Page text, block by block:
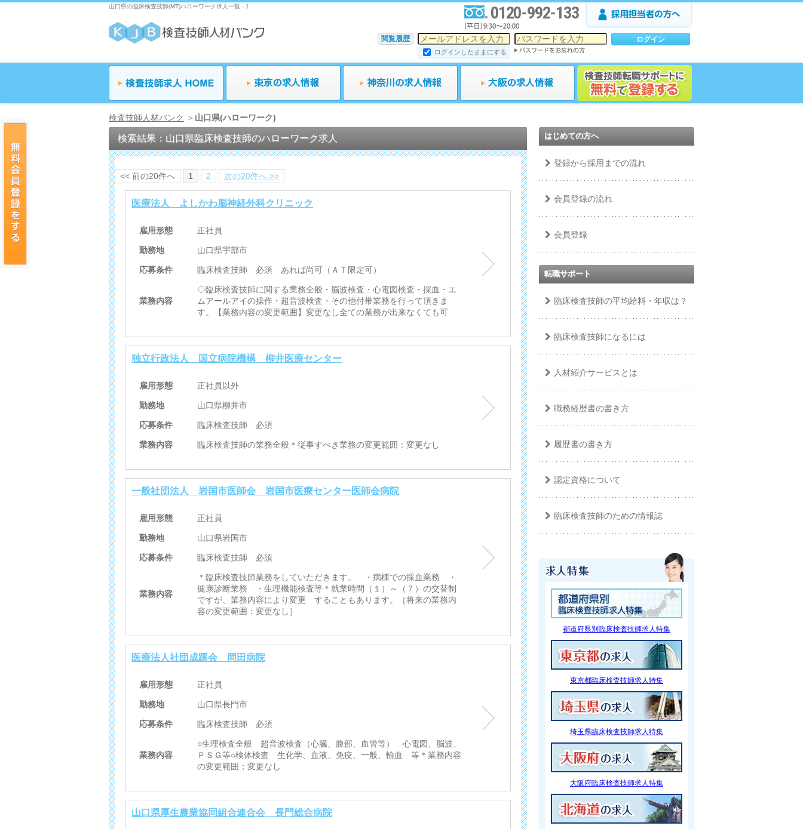
山口県の臨床検査技師(MT)ハローワーク求人一覧 - 1 0120-992-133
閲覧履歴
ログインしたままにする
検査技師人材バンク 山口県(ハローワーク)
検索結果：山口県臨床検査技師のハローワーク求人
<< 前の20件へ 1 2 次の20件へ >>
医療法人 よしかわ脳神経外科クリニック
雇用形態 正社員
勤務地 山口県宇部市
応募条件 臨床検査技師 必須 あれば尚可（ＡＴ限定可）
業務内容
◇臨床検査技師に関する業務全般・脳波検査・心電図検査・採血・エ
ムアールアイの操作・超音波検査・その他付帯業務を行って頂きま
す。【業務内容の変更範囲】変更なし全ての業務が出来なくても可
独立行政法人 国立病院機構 柳井医療センター
雇用形態 正社員以外
勤務地 山口県柳井市
応募条件 臨床検査技師 必須
業務内容 臨床検査技師の業務全般＊従事すべき業務の変更範囲：変更なし
一般社団法人 岩国市医師会 岩国市医療センター医師会病院
雇用形態 正社員
勤務地 山口県岩国市
応募条件 臨床検査技師 必須
業務内容
＊臨床検査技師業務をしていただきます。 ・病棟での採血業務 ・
健康診断業務 ・生理機能検査等＊就業時間（１）～（７）の交替制
ですが、業務内容により変更 することもあります。［将来の業務内
容の変更範囲：変更なし］
医療法人社団成蹊会 岡田病院
雇用形態 正社員
勤務地 山口県長門市
応募条件 臨床検査技師 必須
業務内容
○生理検査全般 超音波検査（心臓、腹部、血管等） 心電図、脳波、
ＰＳＧ等○検体検査 生化学、血液、免疫、一般、輸血 等＊業務内容
の変更範囲；変更なし
山口県厚生農業協同組合連合会 長門総合病院
はじめての方へ
登録から採用までの流れ
会員登録の流れ
会員登録
転職サポート
臨床検査技師の平均給料・年収は？
臨床検査技師になるには
人材紹介サービスとは
職務経歴書の書き方
履歴書の書き方
認定資格について
臨床検査技師のための情報誌
都道府県別臨床検査技師求人特集
東京都臨床検査技師求人特集
埼玉県臨床検査技師求人特集
大阪府臨床検査技師求人特集